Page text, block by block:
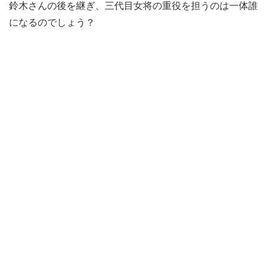
鈴木さんの後を継ぎ、三代目女将の重役を担うのは一体誰
になるのでしょう？